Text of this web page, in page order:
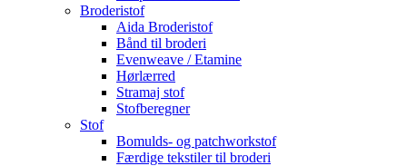
Broderistof
Aida Broderistof
Bånd til broderi
Evenweave / Etamine
Hørlærred
Stramaj stof
Stofberegner
Stof
Bomulds- og patchworkstof
Færdige tekstiler til broderi